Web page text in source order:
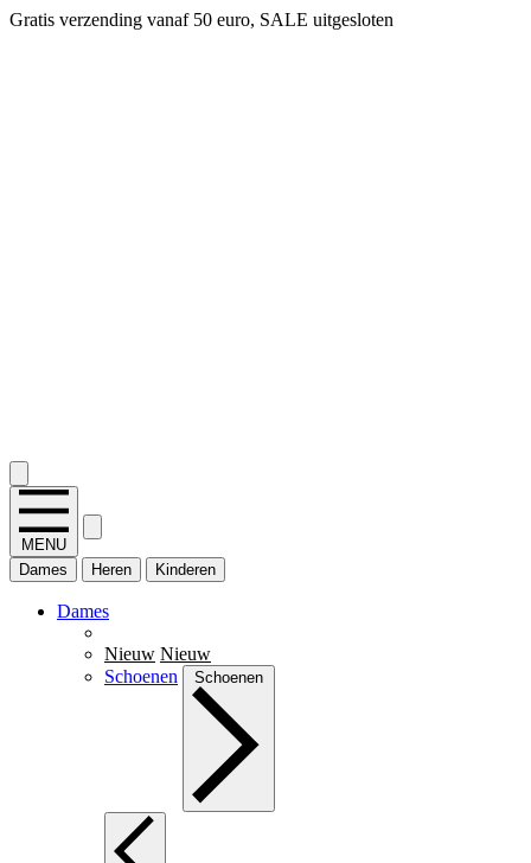
Gratis verzending vanaf 50 euro, SALE uitgesloten
MENU
Dames
Heren Kinderen
Dames
Nieuw Nieuw
Schoenen
Schoenen